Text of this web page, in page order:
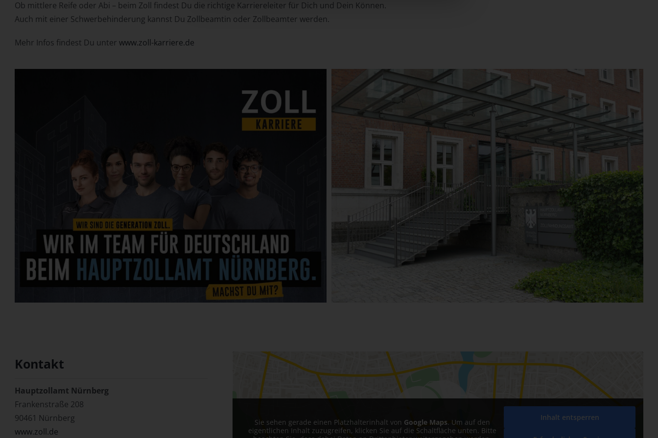
Ob mittlere Reife oder Abi – beim Zoll findest Du die richtige Karriereleiter für Dich und Dein Können.
Auch mit einer Schwerbehinderung kannst Du Zollbeamtin oder Zollbeamter werden.
Mehr Infos findest Du unter www.zoll-karriere.de
Kontakt
Hauptzollamt Nürnberg
Frankenstraße 208
90461 Nürnberg
www.zoll.de
Sie sehen gerade einen Platzhalterinhalt von Google Maps. Um auf den
eigentlichen Inhalt zuzugreifen, klicken Sie auf die Schaltfläche unten. Bitte
Inhalt entsperren